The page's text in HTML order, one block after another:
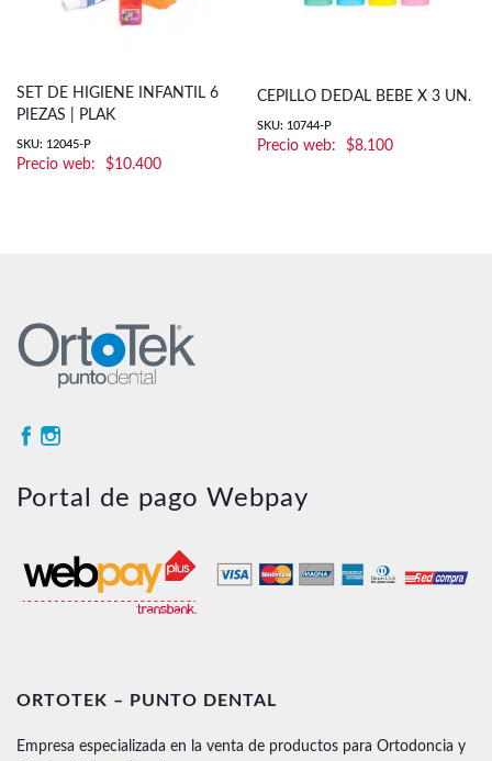
SET DE HIGIENE INFANTIL 6
PIEZAS | PLAK
SKU: 12045-P
$10.400
CEPILLO DEDAL BEBE X 3 UN.
SKU: 10744-P
$8.100
Portal de pago Webpay
ORTOTEK – PUNTO DENTAL
Empresa especializada en la venta de productos para Ortodoncia y